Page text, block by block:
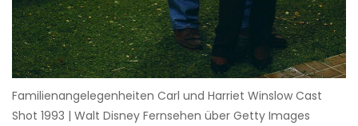
Familienangelegenheiten Carl und Harriet Winslow Cast
Shot 1993 | Walt Disney Fernsehen über Getty Images